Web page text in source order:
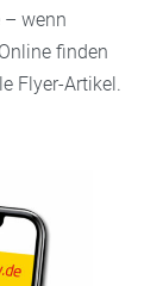
– wenn
finden
Flyer-Artikel.